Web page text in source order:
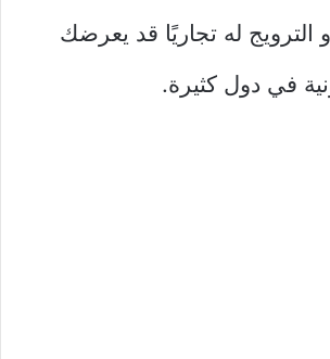
الترويج له تجاريًا قد يعرضك
في دول كثيرة.